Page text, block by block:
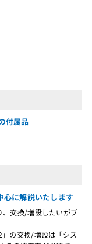
付属品
心に解説いたします
交換/増設したいがプ
の交換/増設は「シス